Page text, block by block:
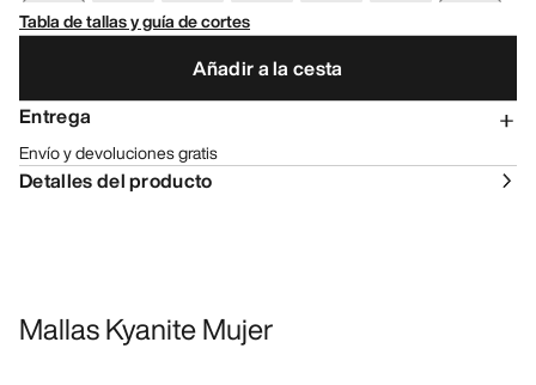
Tabla de tallas y guía de cortes
Añadir a la cesta
Entrega
Envío y devoluciones gratis
Detalles del producto
Mallas Kyanite Mujer